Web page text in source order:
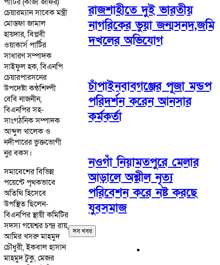
চেয়ারম্যান সাবেক মন্ত্রী
মোস্তফা জামাল
হায়দার, বিপ্লবী
ওয়াকার্স পার্টির
সাধারণ সম্পাদক
সাইফুল হক, বিএনপি
চেয়ারপারসনের
উপদেষ্টা কন্ঠশিল্পী
বেবি নাজনীন,
বিএনপির সহ-
সাংগঠনিক সম্পাদক
আব্দুল খালেক ও
নদীপারের ভুক্তভোগী
নুর বকস।
সমাবেশের বিভিন্ন
পয়েন্টে পৃথকভাবে
অতিথি হিসেবে
উপস্থিত ছিলেন-
বিএনপির স্থায়ী কমিটির
সদস্য গয়েশ্বর চন্দ্র রায়,
আমির খসরু মাহমুদ
চৌধুরী, ইকবাল হাসান
মাহমুদ টুকু, মেজর
রাজশাহীতে দুই ভারতীয়
নাগরিকের ভুয়া জন্মসনদ,জমি
দখলের অভিযোগ
চাঁপাইনবাবগঞ্জের পূজা মন্ডপ
পরিদর্শন করেন আনসার
কর্মকর্তা
নওগাঁ নিয়ামতপুরে মেলার
আড়ালে অশ্লীল নৃত্য
পরিবেশন করে নষ্ট করছে
যুবসমাজ
সব খবর